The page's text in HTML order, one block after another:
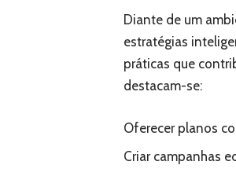
Diante de um
estratégias
práticas que
destacam-se:
Oferecer planos
Criar campanhas